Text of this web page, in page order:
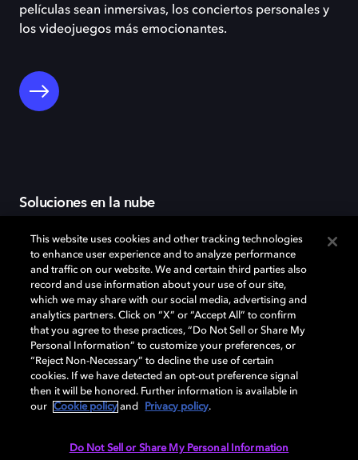
películas sean inmersivas, los conciertos personales y
los videojuegos más emocionantes.
Soluciones en la nube
Nuestras herramientas ayudan a los creadores y a las
plataformas a ofrecer audio y vídeo de alta calidad
con la precisión y la escala que exigen los contenidos
actuales.
This website uses cookies and other tracking technologies
to enhance user experience and to analyze performance
and traffic on our website. We and certain third parties also
record and use information about your use of our site,
which we may share with our social media, advertising and
analytics partners. Click on “X” or “Accept All” to confirm
that you agree to these practices, “Do Not Sell or Share My
Personal Information” to customize your preferences, or
“Reject Non-Necessary” to decline the use of certain
cookies. If we have detected an opt-out preference signal
then it will be honored. Further information is available in
our
Cookie policy and Privacy policy.
Do Not Sell or Share My Personal Information